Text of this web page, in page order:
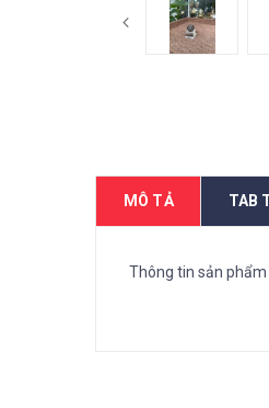
MÔ TẢ TAB
Thông tin sản